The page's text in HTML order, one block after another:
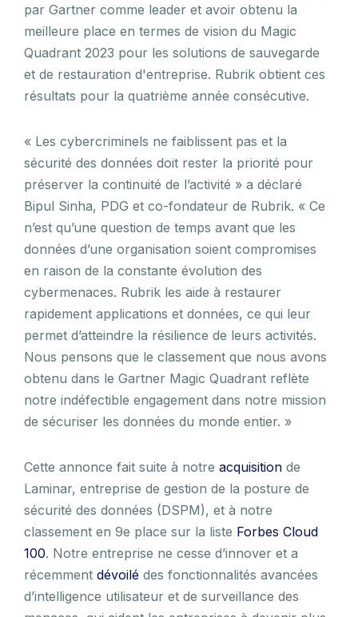
par Gartner comme leader et avoir obtenu la
meilleure place en termes de vision du Magic
Quadrant 2023 pour les solutions de sauvegarde
et de restauration d'entreprise. Rubrik obtient ces
résultats pour la quatrième année consécutive.
« Les cybercriminels ne faiblissent pas et la
sécurité des données doit rester la priorité pour
préserver la continuité de l’activité » a déclaré
Bipul Sinha, PDG et co-fondateur de Rubrik. « Ce
n’est qu’une question de temps avant que les
données d’une organisation soient compromises
en raison de la constante évolution des
cybermenaces. Rubrik les aide à restaurer
rapidement applications et données, ce qui leur
permet d’atteindre la résilience de leurs activités.
Nous pensons que le classement que nous avons
obtenu dans le Gartner Magic Quadrant reflète
notre indéfectible engagement dans notre mission
de sécuriser les données du monde entier. »
Cette annonce fait suite à notre acquisition de
Laminar, entreprise de gestion de la posture de
sécurité des données (DSPM), et à notre
classement en 9e place sur la liste Forbes Cloud
100. Notre entreprise ne cesse d’innover et a
récemment dévoilé des fonctionnalités avancées
d’intelligence utilisateur et de surveillance des